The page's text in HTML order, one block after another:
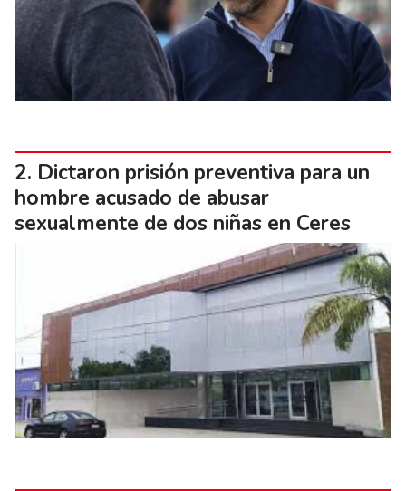
Dictaron prisión preventiva para un
hombre acusado de abusar
sexualmente de dos niñas en Ceres